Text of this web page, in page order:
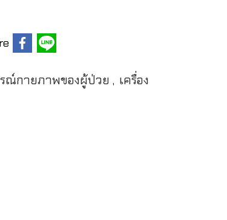
รณ์กายภาพของผู้ป่วย , เครื่อง